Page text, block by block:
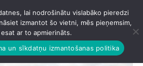
IZVĒLNE
lai nodrošinātu vislabāko pieredzi
izmantot šo vietni, mēs pieņemsim,
esat ar to apmierināts.
un sīkdatņu izmantošanas politika